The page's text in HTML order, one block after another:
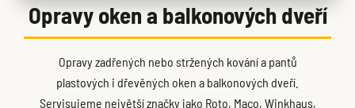
Opravy oken a balkonových dveří
Opravy zadřených nebo stržených kování a pantů
plastových i dřevěných oken a balkonových dveří.
Servisujeme největší značky jako Roto, Maco, Winkhaus,